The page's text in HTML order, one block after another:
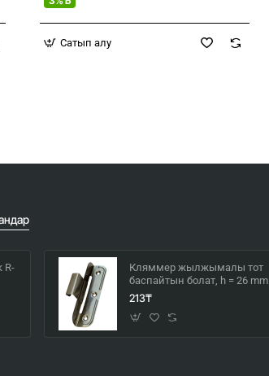
Сатып алу
R-
Кляммер жылжымалы тот
баспайтын болат, h = 26 mm
фальц
213₸